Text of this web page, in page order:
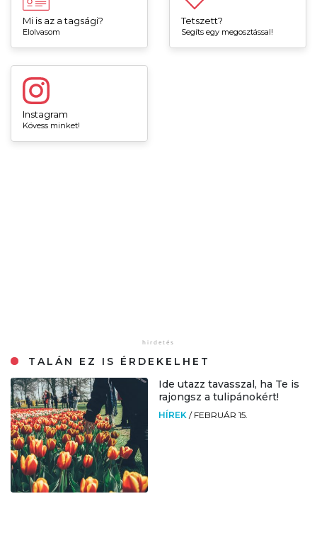
Mi is az a tagsági?
Elolvasom
Tetszett?
Segíts egy megosztással!
Instagram
Kövess minket!
TALÁN EZ IS ÉRDEKELHET
Ide utazz tavasszal, ha Te is
rajongsz a tulipánokért!
HÍREK / FEBRUÁR 15.